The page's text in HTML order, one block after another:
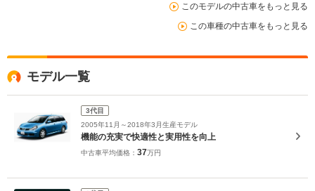
このモデルの中古車をもっと見る
この車種の中古車をもっと見る
モデル一覧
3代目
2005年11月～2018年3月生産モデル
機能の充実で快適性と実用性を向上
中古車平均価格： 37万円